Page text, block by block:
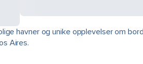
havner og unike opplevelser om
Aires.